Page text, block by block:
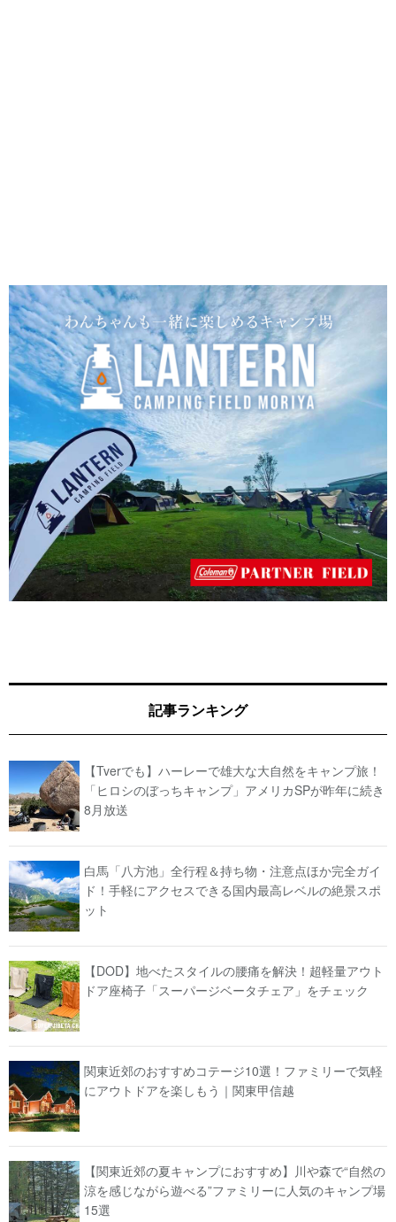
記事ランキング
【Tverでも】ハーレーで雄大な大自然をキャンプ旅！
「ヒロシのぼっちキャンプ」アメリカSPが昨年に続き
8月放送
白馬「八方池」全行程＆持ち物・注意点ほか完全ガイ
ド！手軽にアクセスできる国内最高レベルの絶景スポ
ット
【DOD】地べたスタイルの腰痛を解決！超軽量アウト
ドア座椅子「スーパージベータチェア」をチェック
関東近郊のおすすめコテージ10選！ファミリーで気軽
にアウトドアを楽しもう｜関東甲信越
【関東近郊の夏キャンプにおすすめ】川や森で“自然の
涼を感じながら遊べる”ファミリーに人気のキャンプ場
15選